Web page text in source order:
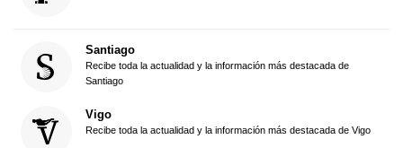
Santiago
Recibe toda la actualidad y la información más destacada de
Santiago
Vigo
Recibe toda la actualidad y la información más destacada de Vigo